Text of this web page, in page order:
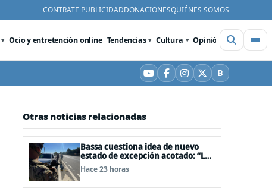
CONTRATE PUBLICIDADDONACIONESQUIÉNES SOMOS
Ocio y entretención online Tendencias Cultura Opinión Videos
YouTube
Facebook
Instagram
X BBluesky
Otras noticias relacionadas
Bassa cuestiona idea de nuevo
estado de excepción acotado: “Las
FFAA no son policías”
Hace 23 horas